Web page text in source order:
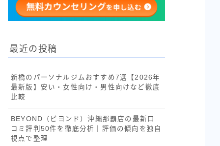
最近の投稿
新橋のパーソナルジムおすすめ7選【2026年
最新版】安い・女性向け・男性向けなど徹底
比較
BEYOND（ビヨンド）沖縄那覇店の最新口
コミ評判50件を徹底分析｜評価の傾向を独自
視点で整理